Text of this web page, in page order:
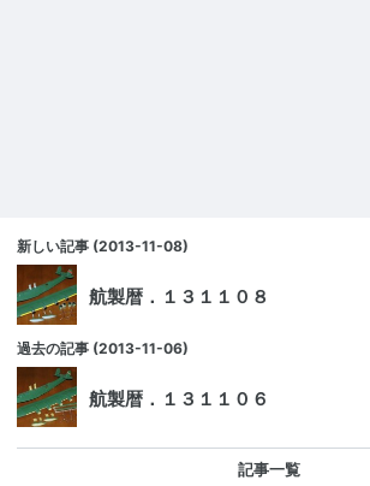
新しい記事 (2013-11-08)
航製暦．１３１１０８
過去の記事 (2013-11-06)
航製暦．１３１１０６
記事一覧